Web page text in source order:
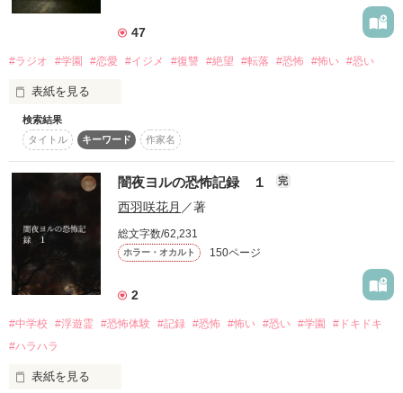
るらしいよ
え～何それ！？あり得ない！？
あ！いたいた～！
ねぇ、二人とも知ってる？
苦手な方はご注意ください。
感想ノートやレビュー
大歓迎です！
□■□■□■□■□■
前作『444～呪いの数字～』
47
#ラジオ #学園 #恋愛 #イジメ #復讐 #絶望 #転落 #恐怖 #怖い #恐い
表紙を見る
「不穏ラジオ−この番組ではみんなの秘密を暴露します−」
それはある夜突然頭の中に聞こえてきた
【さぁ！　今夜も始まりました不穏ラジオのお時間です！】
私が通う学校の不穏要素を暴露する番組だ
に復讐を！！
検索結果
タイトル
キーワード 作家名
闇夜ヨルの恐怖記録 １ 完
西羽咲花月 ／著
総文字数/62,231
ホラー・オカルト 150ページ
2
#中学校 #浮遊霊 #恐怖体験 #記録 #恐怖 #怖い #恐い #学園
#ドキドキ
#ハラハラ
表紙を見る